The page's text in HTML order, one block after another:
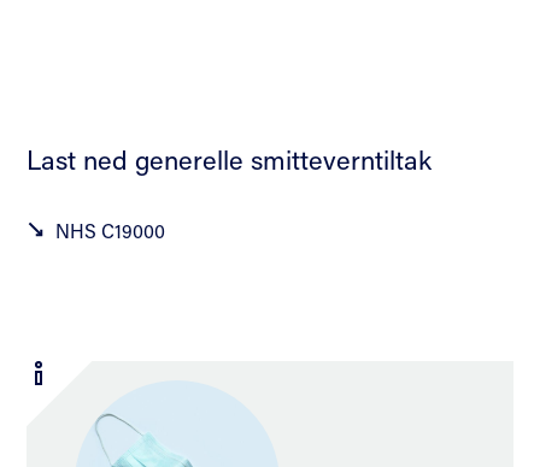
Last ned generelle smitteverntiltak
NHS C19000